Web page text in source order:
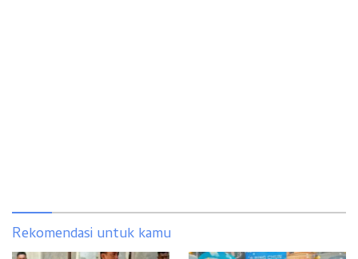
Rekomendasi untuk kamu